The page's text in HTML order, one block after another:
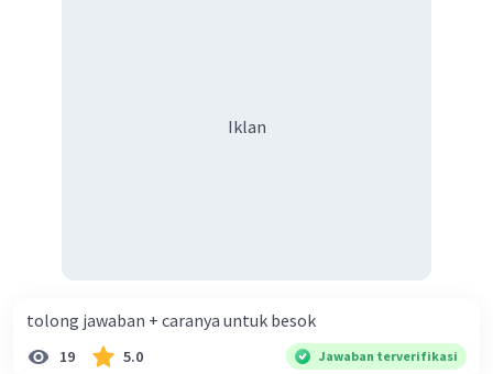
Iklan
tolong jawaban + caranya untuk besok
19 5.0 Jawaban terverifikasi